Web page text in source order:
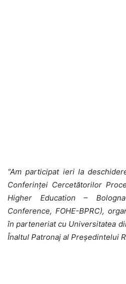
“Am participat ieri la
Conferinței Cercetătorilor
Higher Education –
Conference, FOHE-BPRC),
în parteneriat cu Universitatea
Înaltul Patronaj al Președintelui